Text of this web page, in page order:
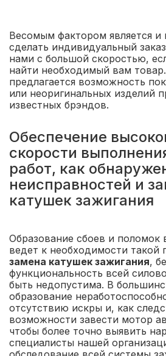
Весомым фактором является и
сделать индивидуальный
нами с большой скоростью,
найти необходимый вам
предлагается возможность
или неоригинальных изделий
известных брэндов.
Обеспечение
скорости
работ, как
неисправностей и
катушек зажигания
Образование сбоев и поломок
ведет к необходимости такой
замена катушек зажигания,
функциональность всей
быть недопустима. В
образование
отсутствию искры и, как
возможности завести мотор
чтобы более точно выявить
специалисты нашей